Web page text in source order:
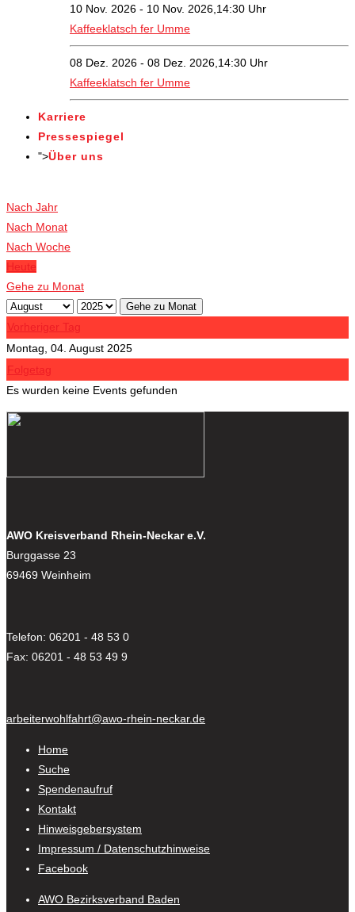
10 Nov. 2026 - 10 Nov. 2026,14:30 Uhr
Kaffeeklatsch fer Umme
08 Dez. 2026 - 08 Dez. 2026,14:30 Uhr
Kaffeeklatsch fer Umme
Karriere
Pressespiegel
">Über uns
Nach Jahr
Nach Monat
Nach Woche
Heute
Gehe zu Monat
Gehe zu Monat
Vorheriger Tag
Montag, 04. August 2025
Folgetag
Es wurden keine Events gefunden
AWO Kreisverband Rhein-Neckar e.V.
Burggasse 23
69469 Weinheim
Telefon: 06201 - 48 53 0
Fax: 06201 - 48 53 49 9
arbeiterwohlfahrt@awo-rhein-neckar.de
Home
Suche
Spendenaufruf
Kontakt
Hinweisgebersystem
Impressum / Datenschutzhinweise
Facebook
AWO Bezirksverband Baden